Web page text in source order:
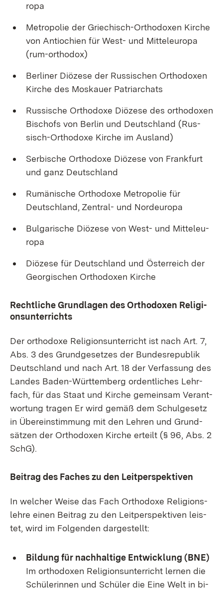
ro­pa
Me­tro­po­lie der Grie­chisch-Or­tho­do­xen Kir­che
von An­tio­chi­en für West- und Mit­tel­eu­ro­pa
(rum-or­tho­dox)
Ber­li­ner Diö­ze­se der Rus­si­schen Or­tho­do­xen
Kir­che des Mos­kau­er Pa­tri­ar­chats
Rus­si­sche Or­tho­do­xe Diö­ze­se des or­tho­do­xen
Bi­schofs von Ber­lin und Deutsch­land (Rus­
sisch-Or­tho­do­xe Kir­che im Aus­land)
Ser­bi­sche Or­tho­do­xe Diö­ze­se von Frank­furt
und ganz Deutsch­land
Ru­mä­ni­sche Or­tho­do­xe Me­tro­po­lie für
Deutsch­land, Zen­tral- und Nord­eu­ro­pa
Bul­ga­ri­sche Diö­ze­se von West- und Mit­tel­eu­
ro­pa
Diö­ze­se für Deutsch­land und Ös­ter­reich der
Ge­or­gi­schen Or­tho­do­xen Kir­che
Recht­li­che Grund­la­gen des Or­tho­do­xen Re­li­gi­
ons­un­ter­richts
Der or­tho­do­xe Re­li­gi­ons­un­ter­richt ist nach Art. 7,
Abs. 3 des Grund­ge­set­zes der Bun­des­re­pu­blik
Deutsch­land und nach Art. 18 der Ver­fas­sung des
Lan­des Ba­den-Würt­tem­berg or­dent­li­ches Lehr­
fach, für das Staat und Kir­che ge­mein­sam Ver­ant­
wor­tung tra­gen Er wird ge­mäß dem Schul­ge­setz
in Über­ein­stim­mung mit den Leh­ren und Grund­
sät­zen der Or­tho­do­xen Kir­che er­teilt (§ 96, Abs. 2
SchG).
Bei­trag des Fa­ches zu den Leit­per­spek­ti­ven
In wel­cher Wei­se das Fach Or­tho­do­xe Re­li­gi­ons­
leh­re ei­nen Bei­trag zu den Leit­per­spek­ti­ven leis­
tet, wird im Fol­gen­den dar­ge­stellt:
Bil­dung für nach­hal­ti­ge Ent­wick­lung (BNE)
Im or­tho­do­xen Re­li­gi­ons­un­ter­richt ler­nen die
Schü­le­rin­nen und Schü­ler die Ei­ne Welt in bi­